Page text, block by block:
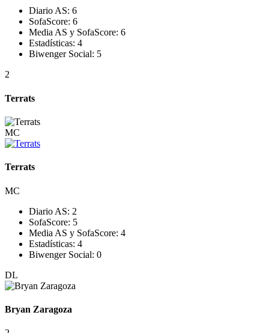
Diario AS: 6
SofaScore: 6
Media AS y SofaScore: 6
Estadísticas: 4
Biwenger Social: 5
2
Terrats
MC
Terrats
MC
Diario AS: 2
SofaScore: 5
Media AS y SofaScore: 4
Estadísticas: 4
Biwenger Social: 0
DL
Bryan Zaragoza